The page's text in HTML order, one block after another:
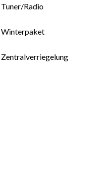
Tuner/Radio
Winterpaket
Zentralverriegelung